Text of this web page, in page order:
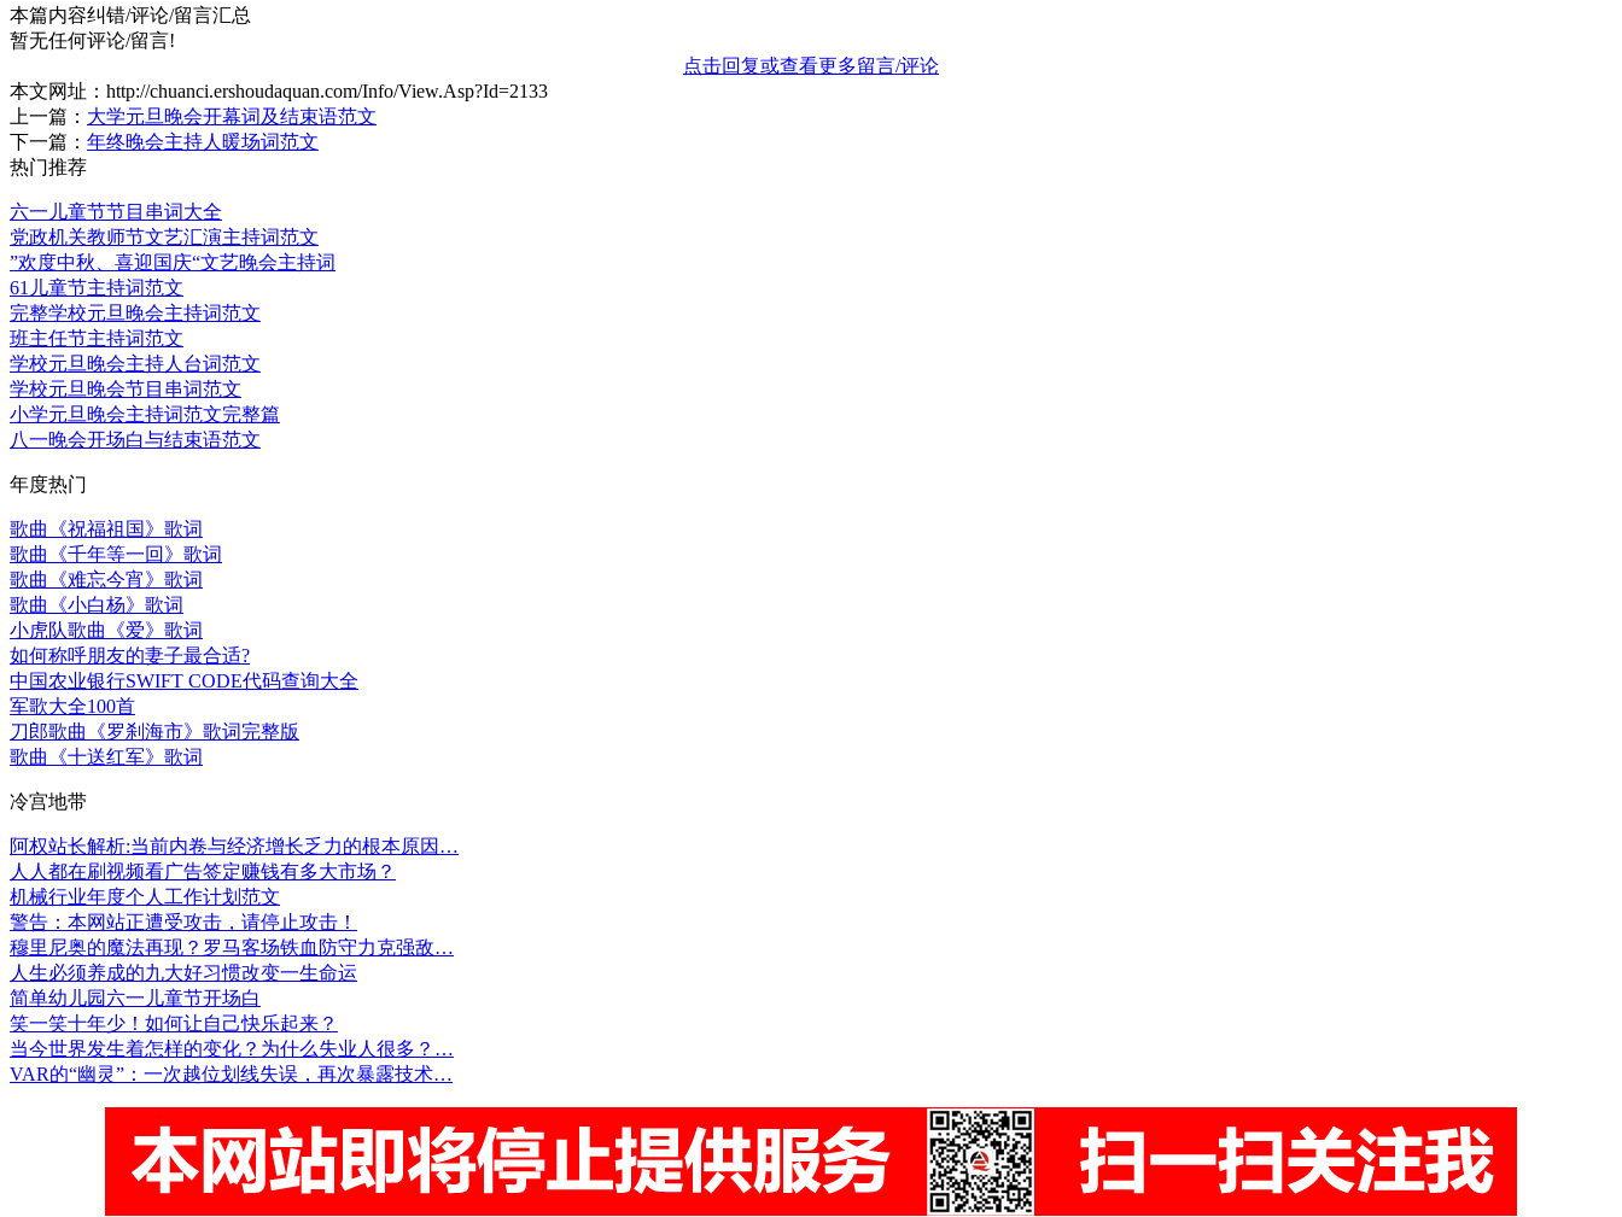
本篇内容纠错/评论/留言汇总
暂无任何评论/留言!
点击回复或查看更多留言/评论
本文网址： http://chuanci.ershoudaquan.com/Info/View.Asp?Id=2133
上一篇： 大学元旦晚会开幕词及结束语范文
下一篇： 年终晚会主持人暖场词范文
热门推荐
六一儿童节节目串词大全
党政机关教师节文艺汇演主持词范文
”欢度中秋、喜迎国庆“文艺晚会主持词
61儿童节主持词范文
完整学校元旦晚会主持词范文
班主任节主持词范文
学校元旦晚会主持人台词范文
学校元旦晚会节目串词范文
小学元旦晚会主持词范文完整篇
八一晚会开场白与结束语范文
年度热门
歌曲《祝福祖国》歌词
歌曲《千年等一回》歌词
歌曲《难忘今宵》歌词
歌曲《小白杨》歌词
小虎队歌曲《爱》歌词
如何称呼朋友的妻子最合适?
中国农业银行SWIFT CODE代码查询大全
军歌大全100首
刀郎歌曲《罗刹海市》歌词完整版
歌曲《十送红军》歌词
冷宫地带
阿权站长解析:当前内卷与经济增长乏力的根本原因…
人人都在刷视频看广告签定赚钱有多大市场？
机械行业年度个人工作计划范文
警告：本网站正遭受攻击，请停止攻击！
穆里尼奥的魔法再现？罗马客场铁血防守力克强敌…
人生必须养成的九大好习惯改变一生命运
简单幼儿园六一儿童节开场白
笑一笑十年少！如何让自己快乐起来？
当今世界发生着怎样的变化？为什么失业人很多？…
VAR的“幽灵”：一次越位划线失误，再次暴露技术…